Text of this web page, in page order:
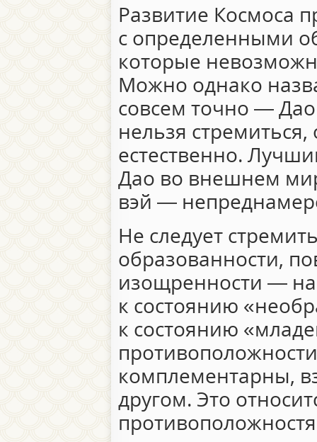
Развитие Космоса
с определенными
которые
Можно однако
совсем точно —
нельзя
естественно.
Дао во внешнем
вэй —
Не следует
образованности,
изощренности —
к состоянию
к состоянию
комплементарны,
другом. Это